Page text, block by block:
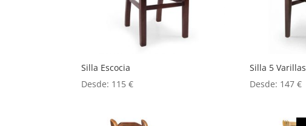
Silla Escocia
Desde: 115€
Silla 5 Varillas
Desde: 147€